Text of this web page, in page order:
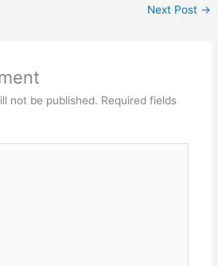
Next Post →
not be published. Required fields